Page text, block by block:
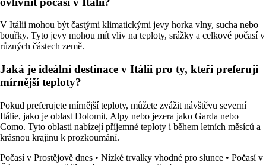
V Itálii mohou být častými klimatickými jevy horka vlny, sucha nebo
bouřky. Tyto jevy mohou mít vliv na teploty, srážky a celkové počasí v
různých částech země.
Jaká je ideální destinace v Itálii pro ty, kteří preferují
mírnější teploty?
Pokud preferujete mírnější teploty, můžete zvážit návštěvu severní
Itálie, jako je oblast Dolomit, Alpy nebo jezera jako Garda nebo
Como. Tyto oblasti nabízejí příjemné teploty i během letních měsíců a
krásnou krajinu k prozkoumání.
Počasí v Prostějově dnes • Nízké trvalky vhodné pro slunce • Počasí v